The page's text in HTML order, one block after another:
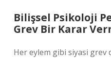
Bilişsel Psikoloji
Grev Bir Karar
Her eylem gibi siyasi